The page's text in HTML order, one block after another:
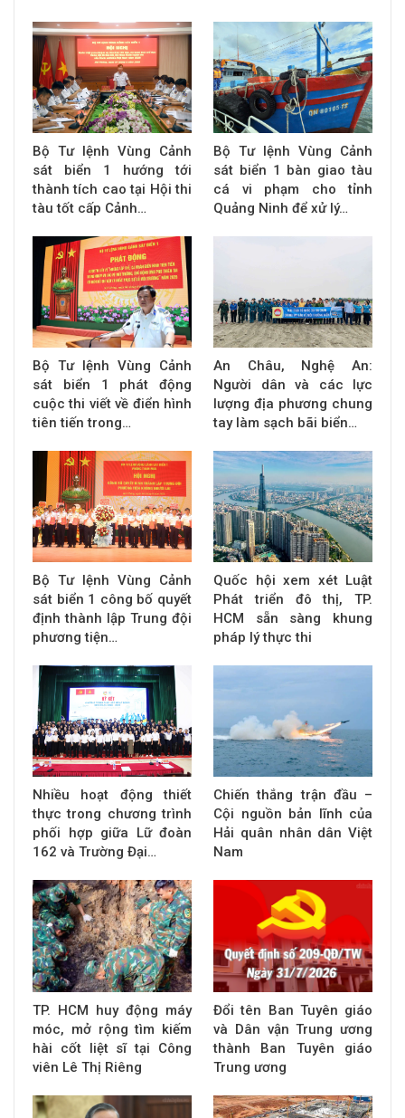
Bộ Tư lệnh Vùng Cảnh
sát biển 1 hướng tới
thành tích cao tại Hội thi
tàu tốt cấp Cảnh…
Bộ Tư lệnh Vùng Cảnh
sát biển 1 bàn giao tàu
cá vi phạm cho tỉnh
Quảng Ninh để xử lý…
Bộ Tư lệnh Vùng Cảnh
sát biển 1 phát động
cuộc thi viết về điển hình
tiên tiến trong…
An Châu, Nghệ An:
Người dân và các lực
lượng địa phương chung
tay làm sạch bãi biển…
Bộ Tư lệnh Vùng Cảnh
sát biển 1 công bố quyết
định thành lập Trung đội
phương tiện…
Quốc hội xem xét Luật
Phát triển đô thị, TP.
HCM sẵn sàng khung
pháp lý thực thi
Nhiều hoạt động thiết
thực trong chương trình
phối hợp giữa Lữ đoàn
162 và Trường Đại…
Chiến thắng trận đầu –
Cội nguồn bản lĩnh của
Hải quân nhân dân Việt
Nam
TP. HCM huy động máy
móc, mở rộng tìm kiếm
hài cốt liệt sĩ tại Công
viên Lê Thị Riêng
Đổi tên Ban Tuyên giáo
và Dân vận Trung ương
thành Ban Tuyên giáo
Trung ương